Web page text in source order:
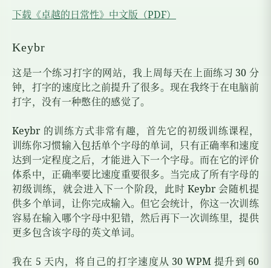
下载《卓越的日常性》中文版（PDF）
Keybr
这是一个练习打字的网站，我上周每天在上面练习 30 分
钟，打字的速度比之前提升了很多。现在我终于在电脑前
打字，没有一种憋住的感觉了。
Keybr 的训练方式非常有趣，首先它的初级训练课程，
训练你习惯输入包括单个字母的单词，只有正确率和速度
达到一定程度之后，才能进入下一个字母。而在它的评价
体系中，正确率要比速度重要很多。当完成了所有字母的
初级训练，就会进入下一个阶段，此时 Keybr会随机提
供多个单词，让你完成输入。但它会统计，你这一次训练
容易在输入哪个字母中犯错，然后再下一次训练里，提供
更多包含该字母的英文单词。
我在 5 天内，将自己的打字速度从 30 WPM 提升到 60